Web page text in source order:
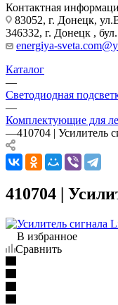
Контактная
83052, г. Донецк,
346332, г. Донецк ,
energiya-
Каталог
—
Светодиодная
—
Комплектующие для
—410704 | Усилитель
410704 |
В избранное
Сравнить